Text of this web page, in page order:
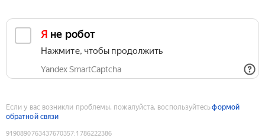
Я не робот
Нажмите, чтобы продолжить
Yandex SmartCaptcha
Если у вас возникли проблемы, пожалуйста, воспользуйтесьформой
обратной связи
9190890763437670357:1786222386